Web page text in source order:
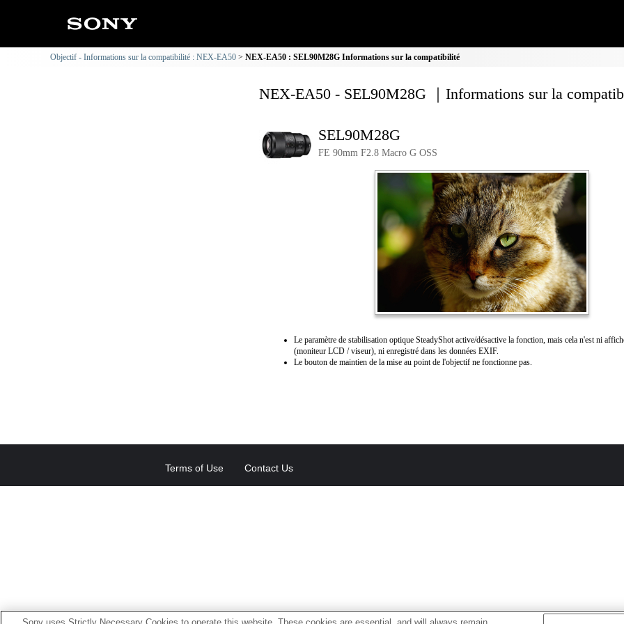
Objectif - Informations sur la compatibilité : NEX-EA50 NEX-EA50 : SEL90M28G Informations sur la compatibilité
NEX-EA50 - SEL90M28G ｜Informations sur la
SEL90M28G
FE 90mm F2.8 Macro G OSS
Le paramètre de stabilisation optique SteadyShot active/désactive la fonction, mais cela n'est ni
(moniteur LCD / viseur), ni enregistré dans les données EXIF.
Le bouton de maintien de la mise au point de l'objectif ne fonctionne pas.
Terms of Use Contact Us